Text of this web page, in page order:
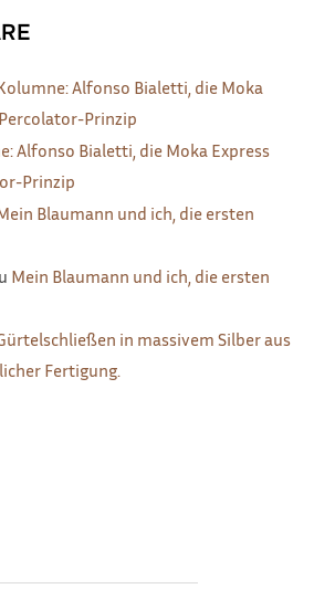
Alfonso Bialetti, die Moka
Prinzip
Alfonso Bialetti, die Moka Express
Prinzip
Blaumann und ich, die ersten
Mein Blaumann und ich, die ersten
in massivem Silber aus
Fertigung.